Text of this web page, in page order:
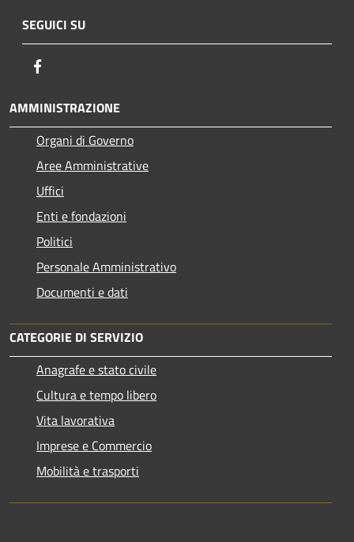
SEGUICI SU
AMMINISTRAZIONE
Organi di Governo
Aree Amministrative
Uffici
Enti e fondazioni
Politici
Personale Amministrativo
Documenti e dati
CATEGORIE DI SERVIZIO
Anagrafe e stato civile
Cultura e tempo libero
Vita lavorativa
Imprese e Commercio
Mobilità e trasporti